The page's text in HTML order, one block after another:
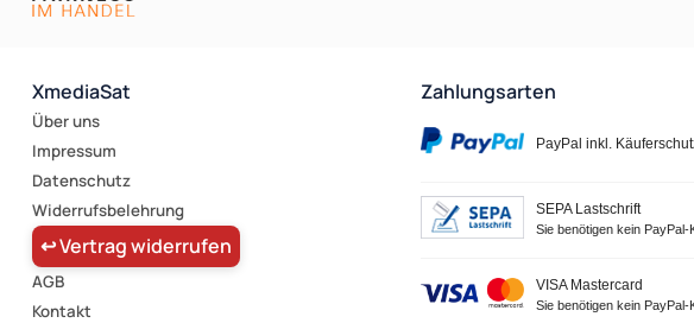
XmediaSat
Über uns
Impressum
Datenschutz
Widerrufsbelehrung
↩ Vertrag widerrufen
AGB
Kontakt
Zahlungsarten
PayPal inkl.
SEPA Lastschrift
Sie benötigen kein PayPal-
VISA Mastercard
Sie benötigen kein PayPal-